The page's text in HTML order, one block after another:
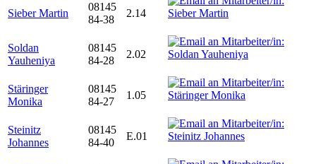
Sieber Martin
08145
84-38
2.14
Soldan
Yauheniya
08145
84-28
2.02
Stäringer
Monika
08145
84-27
1.05
Steinitz
Johannes
08145
84-40
E.01